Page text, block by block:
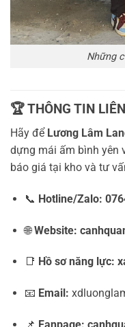
Những
🏆 THÔNG TIN
Hãy để Lương Lâm
dựng mái ấm bình yên
báo giá tại kho và tư
📞 Hotline/Zalo:
🌐Website:
📑 Hồ sơ năng lực:
📧 Email: